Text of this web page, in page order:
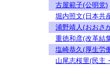
古屋範子(公明党)
堀内照文(日本共
浦野靖人(おおさ
重徳和彦(改革結
塩崎恭久(厚生労
山尾志桜里(民主